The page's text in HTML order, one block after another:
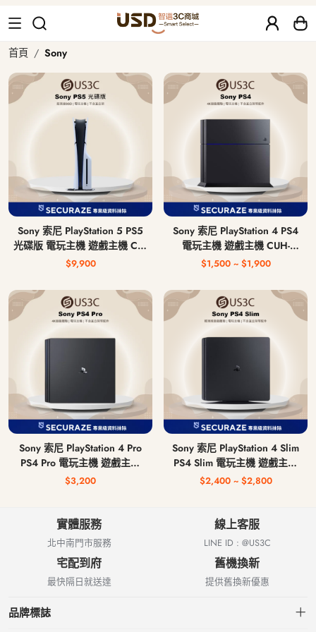
Sony 二手、福利品｜USD 智選二手
首頁 Sony
Sony 索尼 PlayStation 5 PS5
光碟版 電玩主機 遊戲主機 CFI-
1018A / CFI-1118A / CFI-
$9,900
Sony 索尼 PlayStation 4 PS4
電玩主機 遊戲主機 CUH-
1007A / CUH-1207A / CUH-
$1,500 ~ $1,900
Sony 索尼 PlayStation 4 Pro
PS4 Pro 電玩主機 遊戲主機
CUH-7117B
$3,200
Sony 索尼 PlayStation 4 Slim
PS4 Slim 電玩主機 遊戲主機
CUH-2017A / CUH-2117A /
$2,400 ~ $2,800
實體服務
北中南門市服務
線上客服
LINE ID : @US3C
宅配到府
最快隔日就送達
舊機換新
提供舊換新優惠
品牌標誌